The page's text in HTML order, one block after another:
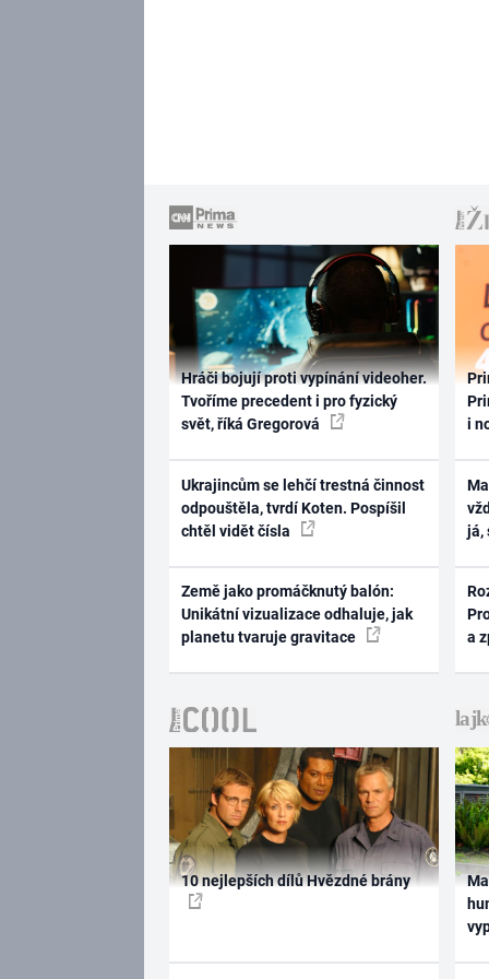
Hráči bojují proti vypínání videoher.
Tvoříme precedent i pro fyzický
svět, říká Gregorová
Ukrajincům se lehčí trestná činnost
odpouštěla, tvrdí Koten. Pospíšil
chtěl vidět čísla
Země jako promáčknutý balón:
Unikátní vizualizace odhaluje, jak
planetu tvaruje gravitace
i
já,
a
10 nejlepších dílů Hvězdné brány